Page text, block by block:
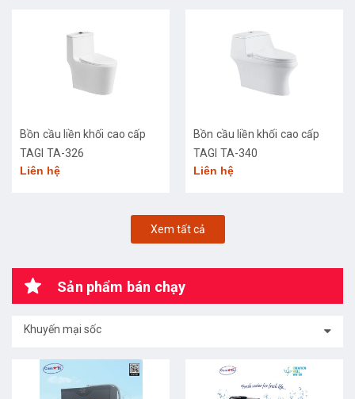
Bồn cầu liền khối cao cấp
TAGI TA-326
Liên hệ
Bồn cầu liền khối cao cấp
TAGI TA-340
Liên hệ
Xem tất cả
Sản phẩm bán chạy
Khuyến mại sốc